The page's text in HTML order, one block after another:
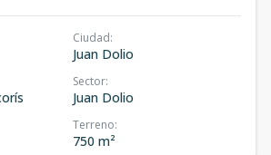
Ciudad:
Juan Dolio
Sector:
Juan Dolio
Terreno:
750 m²